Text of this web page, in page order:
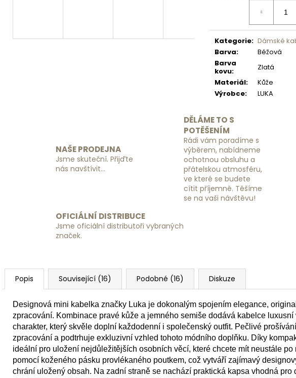
Kategorie: Dámské
Barva:
Béžová
Barva
kovu:
Zlatá
Materiál:
Kůže
Výrobce: LUKA
NAŠE PRODEJNA
Jsme skuteční. Přijďte
nás navštívit...
DĚLÁME TO S
POTĚŠENÍM
Rádi vám poradíme s
výběrem, nabídneme
ochotnou obsluhu a
přátelskou atmosféru,
ve které se budete
cítit příjemně. Těšíme
se na vaši návštěvu!
OFICIÁLNÍ DISTRIBUCE
Jsme oficiální distributoři vybraných
značek.
Popis Související (16) Podobné (16) Diskuze
Designová mini kabelka značky Luka je dokonalým spojením elegance,
zpracování. Kombinace pravé kůže a jemného semiše dodává kabelce
charakter, který skvěle doplní každodenní i společenský outfit. Pečlivé
zpracování a podtrhuje exkluzivní vzhled tohoto módního doplňku. Díky
ideální pro uložení nejdůležitějších osobních věcí, které chcete mít neustále po
pomocí koženého pásku provlékaného poutkem, což vytváří zajímavý
chrání uložený obsah. Na zadní straně se nachází praktická kapsa vhodná pro
ZÁMEK S KÓDEM NÁHRADNÍ RGL -